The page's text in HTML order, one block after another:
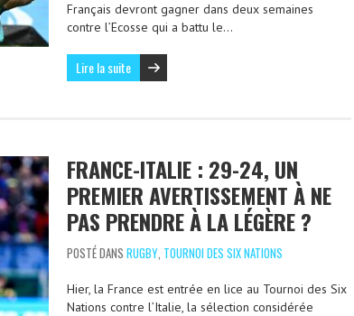
Français devront gagner dans deux semaines
contre l’Ecosse qui a battu le…
Lire la suite
FRANCE-ITALIE : 29-24, UN
PREMIER AVERTISSEMENT À NE
PAS PRENDRE À LA LÉGÈRE ?
POSTÉ DANS RUGBY, TOURNOI DES SIX NATIONS
Hier, la France est entrée en lice au Tournoi des Six
Nations contre l’Italie, la sélection considérée